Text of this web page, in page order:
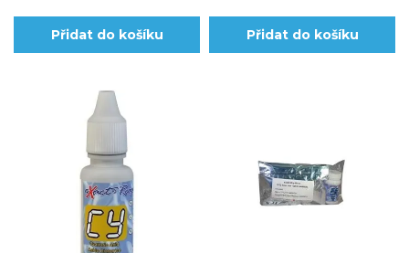
Přidat do košíku Přidat do košíku